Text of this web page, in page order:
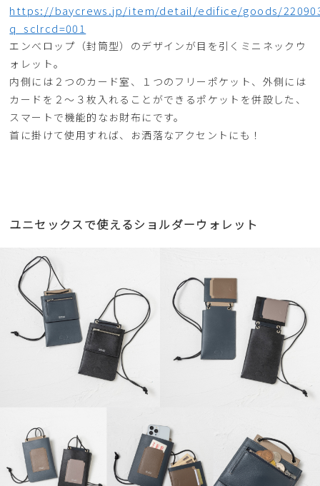
https://baycrews.jp/item/detail/edifice/goods/
q_sclrcd=001
エンべロップ（封筒型）のデザインが目を引くミニネックウ
ォレット。
内側には２つのカード室、１つのフリーポケット、外側には
カードを２〜３枚入れることができるポケットを併設した、
スマートで機能的なお財布にです。
首に掛けて使用すれば、お洒落なアクセントにも！
ユニセックスで使えるショルダーウォレット